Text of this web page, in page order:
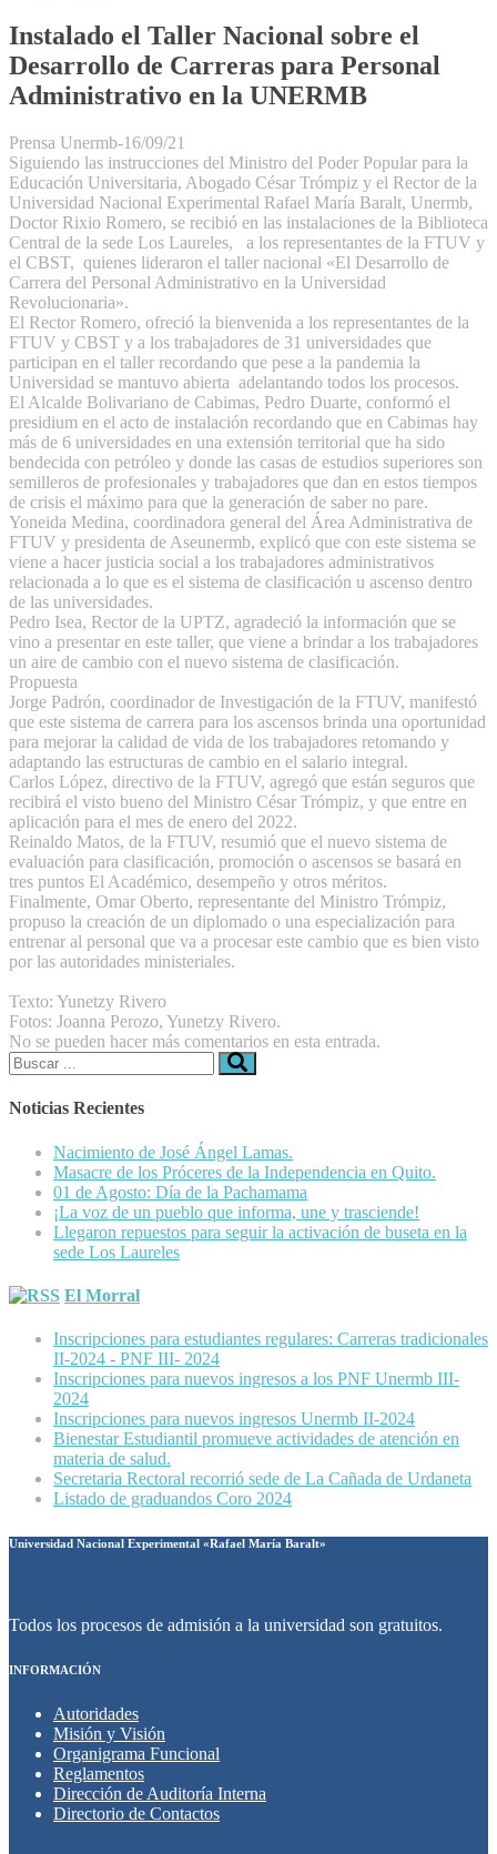
Instalado el Taller Nacional sobre el
Desarrollo de Carreras para Personal
Administrativo en la UNERMB
Prensa Unermb-16/09/21
Siguiendo las instrucciones del Ministro del Poder Popular para la
Educación Universitaria, Abogado César Trómpiz y el Rector de la
Universidad Nacional Experimental Rafael María Baralt, Unermb,
Doctor Rixio Romero, se recibió en las instalaciones de la Biblioteca
Central de la sede Los Laureles, a los representantes de la FTUV y
el CBST, quienes lideraron el taller nacional «El Desarrollo de
Carrera del Personal Administrativo en la Universidad
Revolucionaria».
El Rector Romero, ofreció la bienvenida a los representantes de la
FTUV y CBST y a los trabajadores de 31 universidades que
participan en el taller recordando que pese a la pandemia la
Universidad se mantuvo abierta adelantando todos los procesos.
El Alcalde Bolivariano de Cabimas, Pedro Duarte, conformó el
presidium en el acto de instalación recordando que en Cabimas hay
más de 6 universidades en una extensión territorial que ha sido
bendecida con petróleo y donde las casas de estudios superiores son
semilleros de profesionales y trabajadores que dan en estos tiempos
de crisis el máximo para que la generación de saber no pare.
Yoneida Medina, coordinadora general del Área Administrativa de
FTUV y presidenta de Aseunermb, explicó que con este sistema se
viene a hacer justicia social a los trabajadores administrativos
relacionada a lo que es el sistema de clasificación u ascenso dentro
de las universidades.
Pedro Isea, Rector de la UPTZ, agradeció la información que se
vino a presentar en este taller, que viene a brindar a los trabajadores
un aire de cambio con el nuevo sistema de clasificación.
Propuesta
Jorge Padrón, coordinador de Investigación de la FTUV, manifestó
que este sistema de carrera para los ascensos brinda una oportunidad
para mejorar la calidad de vida de los trabajadores retomando y
adaptando las estructuras de cambio en el salario integral.
Carlos López, directivo de la FTUV, agregó que están seguros que
recibirá el visto bueno del Ministro César Trómpiz, y que entre en
aplicación para el mes de enero del 2022.
Reinaldo Matos, de la FTUV, resumió que el nuevo sistema de
evaluación para clasificación, promoción o ascensos se basará en
tres puntos El Académico, desempeño y otros méritos.
Finalmente, Omar Oberto, representante del Ministro Trómpiz,
propuso la creación de un diplomado o una especialización para
entrenar al personal que va a procesar este cambio que es bien visto
por las autoridades ministeriales.
Texto: Yunetzy Rivero
Fotos: Joanna Perozo, Yunetzy Rivero.
No se pueden hacer más comentarios en esta entrada.
Buscar:
Noticias Recientes
Nacimiento de José Ángel Lamas.
Masacre de los Próceres de la Independencia en Quito.
01 de Agosto: Día de la Pachamama
¡La voz de un pueblo que informa, une y trasciende!
Llegaron repuestos para seguir la activación de buseta en la
sede Los Laureles
El Morral
Inscripciones para estudiantes regulares: Carreras tradicionales
II-2024 - PNF III- 2024
Inscripciones para nuevos ingresos a los PNF Unermb III-
2024
Inscripciones para nuevos ingresos Unermb II-2024
Bienestar Estudiantil promueve actividades de atención en
materia de salud.
Secretaria Rectoral recorrió sede de La Cañada de Urdaneta
Listado de graduandos Coro 2024
Universidad Nacional Experimental «Rafael María Baralt»
Todos los procesos de admisión a la universidad son gratuitos.
INFORMACIÓN
Autoridades
Misión y Visión
Organigrama Funcional
Reglamentos
Dirección de Auditoría Interna
Directorio de Contactos